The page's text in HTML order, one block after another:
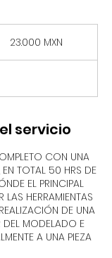
mexicanos
23.000 MXN
servicio
CON UNA
TOTAL 50 HRS DE
EL PRINCIPAL
LAS HERRAMIENTAS
DE UNA
DEL MODELADO E
A UNA PIEZA